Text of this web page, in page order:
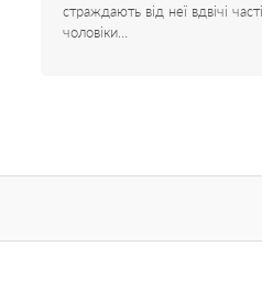
страждають від неї вдвічі
чоловіки…